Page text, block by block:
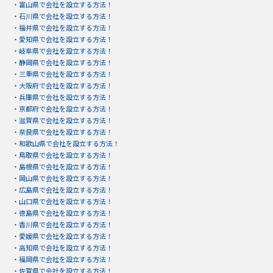
・ 富山県で会社を設立する方法！
・ 石川県で会社を設立する方法！
・ 福井県で会社を設立する方法！
・ 愛知県で会社を設立する方法！
・ 岐阜県で会社を設立する方法！
・ 静岡県で会社を設立する方法！
・ 三重県で会社を設立する方法！
・ 大阪府で会社を設立する方法！
・ 兵庫県で会社を設立する方法！
・ 京都府で会社を設立する方法！
・ 滋賀県で会社を設立する方法！
・ 奈良県で会社を設立する方法！
・ 和歌山県で会社を設立する方法！
・ 鳥取県で会社を設立する方法！
・ 島根県で会社を設立する方法！
・ 岡山県で会社を設立する方法！
・ 広島県で会社を設立する方法！
・ 山口県で会社を設立する方法！
・ 徳島県で会社を設立する方法！
・ 香川県で会社を設立する方法！
・ 愛媛県で会社を設立する方法！
・ 高知県で会社を設立する方法！
・ 福岡県で会社を設立する方法！
・ 佐賀県で会社を設立する方法！